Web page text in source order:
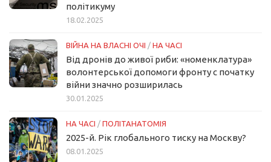
політикуму
18.02.2025
ВІЙНА НА ВЛАСНІ ОЧІ / НА ЧАСІ
Від дронів до живої риби: «номенклатура»
волонтерської допомоги фронту с початку
війни значно розширилась
30.01.2025
НА ЧАСІ / ПОЛІТАНАТОМІЯ
2025-й. Рік глобального тиску на Москву?
08.01.2025